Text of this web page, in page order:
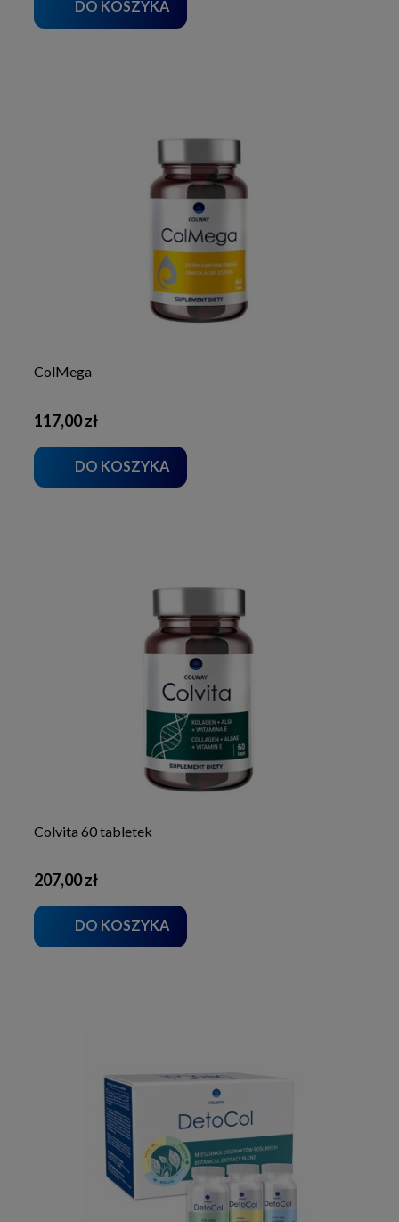
DO KOSZYKA
ColMega
117,00 zł
DO KOSZYKA
Colvita 60 tabletek
207,00 zł
DO KOSZYKA